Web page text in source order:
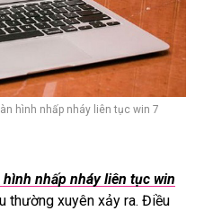
hình nhấp nháy liên tục win 7
hình nhấp nháy liên tục win
xuyên xảy ra. Điều